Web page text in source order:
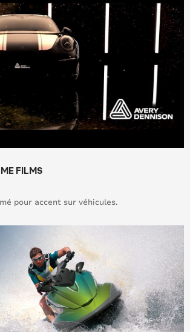
FILMS
pour accent sur véhicules.